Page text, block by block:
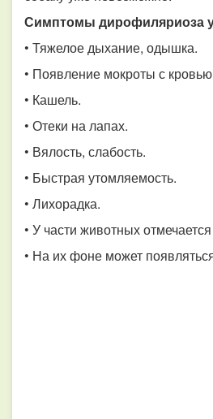
Симптомы дирофиляриоза
• Тяжелое дыхание, одышка.
• Появление мокроты с
• Кашель.
• Отеки на лапах.
• Вялость, слабость.
• Быстрая утомляемость.
• Лихорадка.
• У части животных
• На их фоне может